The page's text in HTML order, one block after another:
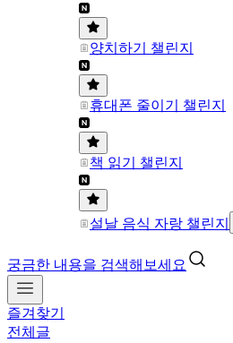
양치하기 챌린지
휴대폰 줄이기 챌린지
책 읽기 챌린지
설날 음식 자랑 챌린지
궁금한 내용을 검색해보세요
즐겨찾기
전체글